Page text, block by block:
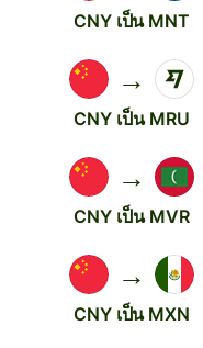
CNY เป็น MNT
→
CNY เป็น MRU
→
CNY เป็น MVR
→
CNY เป็น MXN